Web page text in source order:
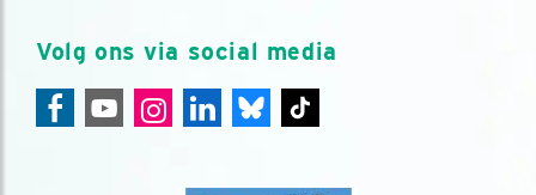
Volg ons via social media